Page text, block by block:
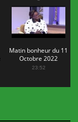
Matin bonheur du 11
Octobre 2022
23:52